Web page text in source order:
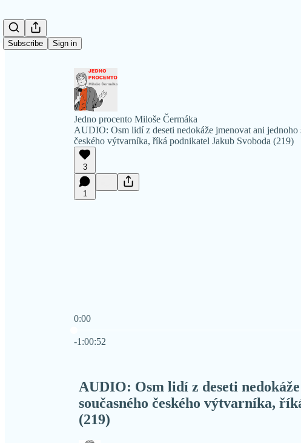
Subscribe Sign in
Jedno procento Miloše Čermáka
AUDIO: Osm lidí z deseti nedokáže jmenovat ani jednoho
českého výtvarníka, říká podnikatel Jakub Svoboda (219)
3
1
0:00
-1:00:52
AUDIO: Osm lidí z deseti
současného českého výtvarníka,
(219)